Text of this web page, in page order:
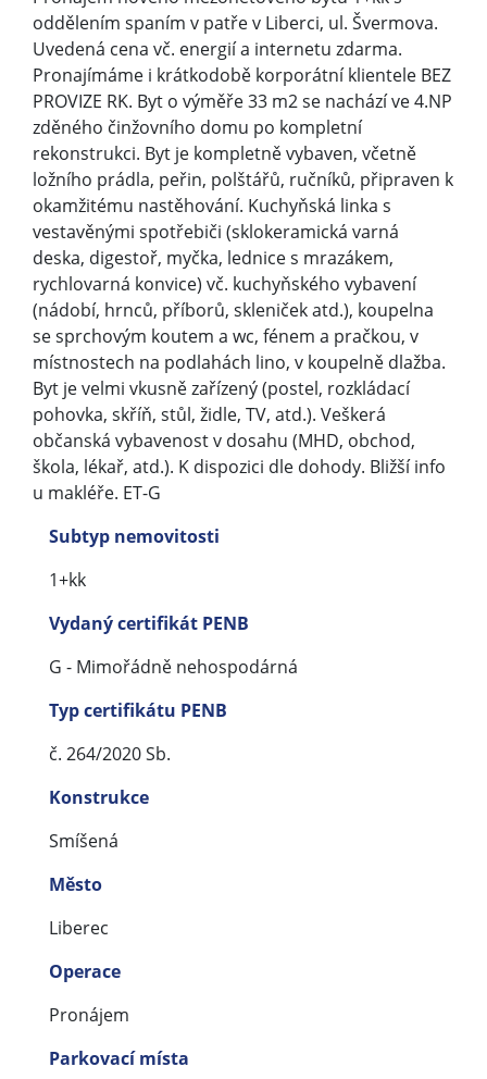
oddělením spaním v patře v Liberci, ul. Švermova.
Uvedená cena vč. energií a internetu zdarma.
Pronajímáme i krátkodobě korporátní klientele BEZ
PROVIZE RK. Byt o výměře 33 m2 se nachází ve 4.NP
zděného činžovního domu po kompletní
rekonstrukci. Byt je kompletně vybaven, včetně
ložního prádla, peřin, polštářů, ručníků, připraven k
okamžitému nastěhování. Kuchyňská linka s
vestavěnými spotřebiči (sklokeramická varná
deska, digestoř, myčka, lednice s mrazákem,
rychlovarná konvice) vč. kuchyňského vybavení
(nádobí, hrnců, příborů, skleniček atd.), koupelna
se sprchovým koutem a wc, fénem a pračkou, v
místnostech na podlahách lino, v koupelně dlažba.
Byt je velmi vkusně zařízený (postel, rozkládací
pohovka, skříň, stůl, židle, TV, atd.). Veškerá
občanská vybavenost v dosahu (MHD, obchod,
škola, lékař, atd.). K dispozici dle dohody. Bližší info
u makléře. ET-G
Subtyp nemovitosti
1+kk
Vydaný certifikát PENB
G - Mimořádně nehospodárná
Typ certifikátu PENB
č. 264/2020 Sb.
Konstrukce
Smíšená
Město
Liberec
Operace
Pronájem
Parkovací místa